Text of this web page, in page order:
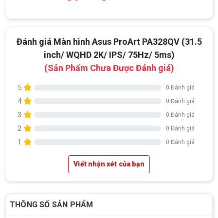
Đánh giá Màn hình Asus ProArt PA328QV (31.5
inch/ WQHD 2K/ IPS/ 75Hz/ 5ms)
(Sản Phẩm Chưa Được Đánh giá)
5 0 Đánh giá
4 0 Đánh giá
3 0 Đánh giá
2 0 Đánh giá
1 0 Đánh giá
Viết nhận xét của bạn
THÔNG SỐ SẢN PHẨM